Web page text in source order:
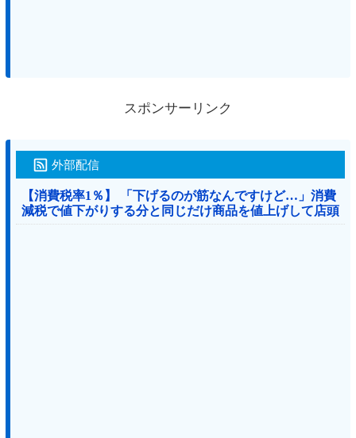
スポンサーリンク
外部配信
【消費税率1％】 「下げるのが筋なんですけど…」消費
減税で値下がりする分と同じだけ商品を値上げして店頭
価格を変えない店も